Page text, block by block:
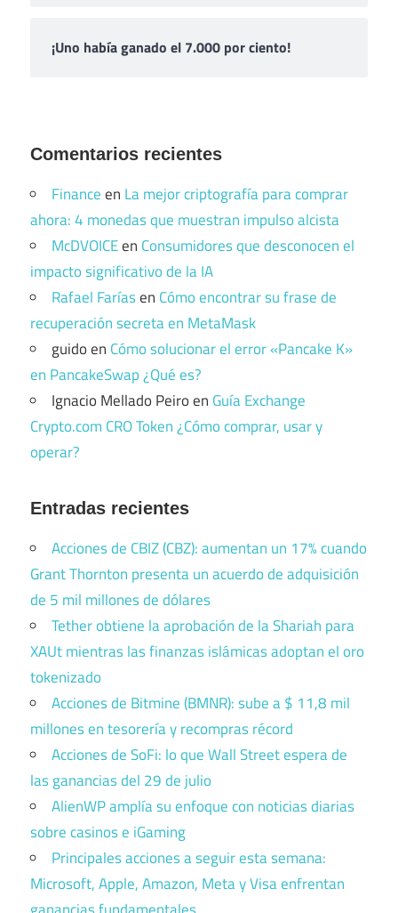
¡Uno había ganado el 7.000 por ciento!
Comentarios recientes
Financeen La mejor criptografía para comprar
ahora: 4 monedas que muestran impulso alcista
McDVOICEen Consumidores que desconocen el
impacto significativo de la IA
Rafael Faríasen Cómo encontrar su frase de
recuperación secreta en MetaMask
guidoen Cómo solucionar el error «Pancake K»
en PancakeSwap ¿Qué es?
Ignacio Mellado Peiroen Guía Exchange
Crypto.com CRO Token ¿Cómo comprar, usar y
operar?
Entradas recientes
Acciones de CBIZ (CBZ): aumentan un 17% cuando
Grant Thornton presenta un acuerdo de adquisición
de 5 mil millones de dólares
Tether obtiene la aprobación de la Shariah para
XAUt mientras las finanzas islámicas adoptan el oro
tokenizado
Acciones de Bitmine (BMNR): sube a $ 11,8 mil
millones en tesorería y recompras récord
Acciones de SoFi: lo que Wall Street espera de
las ganancias del 29 de julio
AlienWP amplía su enfoque con noticias diarias
sobre casinos e iGaming
Principales acciones a seguir esta semana:
Microsoft, Apple, Amazon, Meta y Visa enfrentan